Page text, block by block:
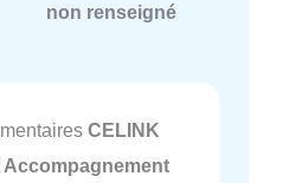
non renseigné
CELINK
Accompagnement